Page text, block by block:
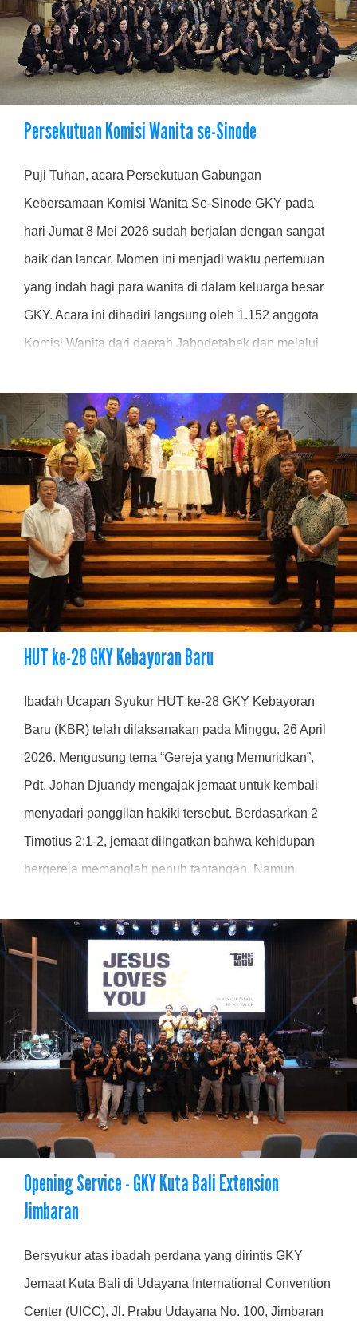
Persekutuan Komisi Wanita se-Sinode
Puji Tuhan, acara Persekutuan Gabungan
Kebersamaan Komisi Wanita Se-Sinode GKY pada
hari Jumat 8 Mei 2026 sudah berjalan dengan sangat
baik dan lancar. Momen ini menjadi waktu pertemuan
yang indah bagi para wanita di dalam keluarga besar
GKY. Acara ini dihadiri langsung oleh 1.152 anggota
Komisi Wanita dari daerah Jabodetabek dan melalui
HUT ke-28 GKY Kebayoran Baru
Ibadah Ucapan Syukur HUT ke-28 GKY Kebayoran
Baru (KBR) telah dilaksanakan pada Minggu, 26 April
2026. Mengusung tema “Gereja yang Memuridkan”,
Pdt. Johan Djuandy mengajak jemaat untuk kembali
menyadari panggilan hakiki tersebut. Berdasarkan 2
Timotius 2:1-2, jemaat diingatkan bahwa kehidupan
bergereja memanglah penuh tantangan. Namun
Opening Service - GKY Kuta Bali Extension
Jimbaran
Bersyukur atas ibadah perdana yang dirintis GKY
Jemaat Kuta Bali di Udayana International Convention
Center (UICC), Jl. Prabu Udayana No. 100, Jimbaran